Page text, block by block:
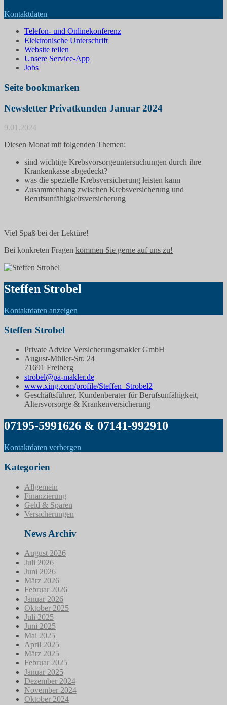
Kontaktdaten
Telefon- und Onlinekonferenz
Elektronische Unterschrift
Website teilen
Unsere Service-App
Jobs
Seite bookmarken
Newsletter Privatkunden Januar 2024
9.01.2024
Diesen Monat mit folgenden Themen:
sind wichtige Krebsvorsorgeuntersuchungen durch ihre
Krankenkasse abgedeckt?
was die spezielle Krebsversicherung leisten kann
Zusammenhang zwischen Krebsversicherung und
Berufsunfähigkeitsversicherung
Viel Spaß bei der Lektüre!
Bei konkreten Fragen kommen Sie gerne auf uns zu!
Steffen Strobel
Kontaktdaten anzeigen
Steffen Strobel
Private Advice Versicherungsmakler GmbH
August-Müller-Str. 24
71691 Freiberg
strobel@pa-makler.de
www.xing.com/profile/Steffen_Strobel2
Geschäftsführer, Kundenberater für Berufsunfähigkeit,
Altersvorsorge & Krankenversicherung
07195-5991626 & 07141-992910
Kontaktdaten verbergen
Kategorien
Allgemein
Finanzierung
Geld & Sparen
Versicherungen
News Archiv
August 2026
Juli 2026
Juni 2026
März 2026
Februar 2026
Januar 2026
Oktober 2025
Juli 2025
Juni 2025
Mai 2025
April 2025
März 2025
Februar 2025
Januar 2025
Dezember 2024
November 2024
Oktober 2024